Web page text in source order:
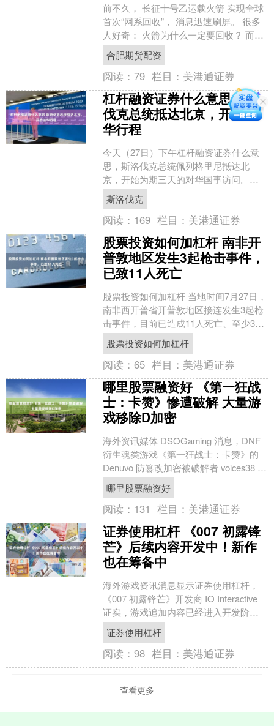
前不久， 长征十号乙运载火箭 实现全球
首次“网系回收”， 消息迅速刷屏。 很多
人好奇： 火箭为什么一定要回收？ 而既
然要回收， 为什么各国又走出了 完全不
同的技....
合肥期货配资
阅读：79 栏目： 美港通证券
杠杆融资证券什么意思 斯洛
伐克总统抵达北京，开启访
华行程
今天（27日）下午杠杆融资证券什么意
思，斯洛伐克总统佩列格里尼抵达北
京，开始为期三天的对华国事访问。这
也是佩列格里尼总统就任以来首次访
华。 斯洛伐克是中国在欧洲....
斯洛伐克
阅读： 169 栏目： 美港通证券
股票投资如何加杠杆 南非开
普敦地区发生3起枪击事件，
已致11人死亡
股票投资如何加杠杆 当地时间7月27日，
南非西开普省开普敦地区接连发生3起枪
击事件，目前已造成11人死亡、至少3人
受伤。 据南非警方通报，首起枪击事件
发生在开普....
股票投资如何加杠杆
阅读：65 栏目： 美港通证券
哪里股票融资好 《第一狂战
士：卡赞》惨遭破解 大量游
戏移除D加密
海外资讯媒体 DSOGaming 消息，DNF
衍生魂类游戏《第一狂战士：卡赞》的
Denuvo 防篡改加密被破解者 voices38 成
功绕过。游戏 2025....
哪里股票融资好
阅读： 131 栏目： 美港通证券
证券使用杠杆 《007 初露锋
芒》后续内容开发中！新作
也在筹备中
海外游戏资讯消息显示证券使用杠杆，
《007 初露锋芒》开发商 IO Interactive
证实，游戏追加内容已经进入开发阶
段，工作室将持续对本作提供后续支
持。....
证券使用杠杆
阅读：98 栏目： 美港通证券
查看更多